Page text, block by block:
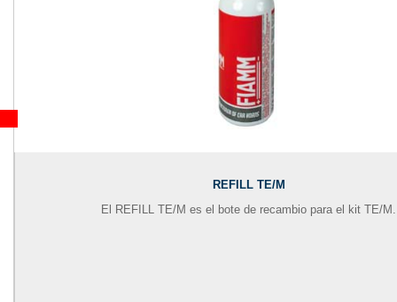
REFILL TE/M
El REFILL TE/M es el bote de recambio para el kit TE/M.